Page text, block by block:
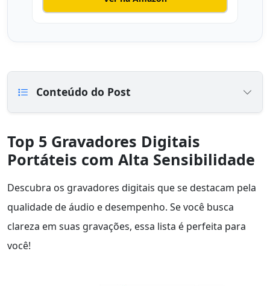
Conteúdo do Post
Top 5 Gravadores Digitais
Portáteis com Alta Sensibilidade
Descubra os gravadores digitais que se destacam pela
qualidade de áudio e desempenho. Se você busca
clareza em suas gravações, essa lista é perfeita para
você!